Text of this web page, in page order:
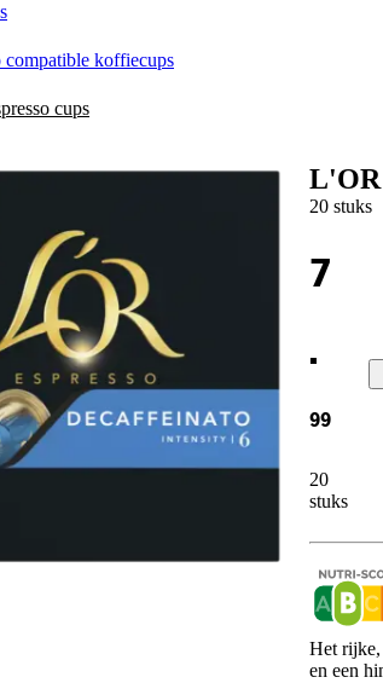
compatible koffiecups
cups
L'OR
20 stuks
7
.
99
20
stuks
Het rijke,
en een